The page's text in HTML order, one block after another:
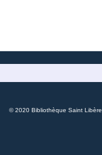
© 2020 Bibliothèque Saint Libère